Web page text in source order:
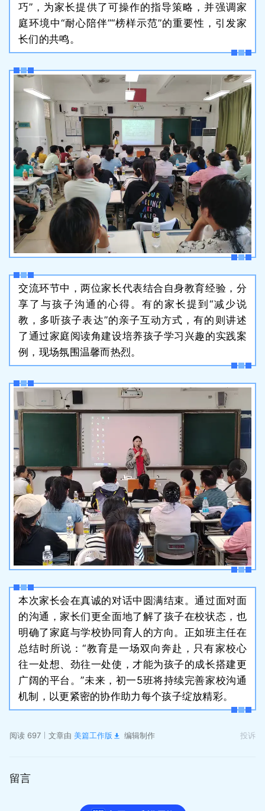
巧”，为家长提供了可操作的指导策略，并强调家
庭环境中“耐心陪伴”“榜样示范”的重要性，引发家
长们的共鸣。
交流环节中，两位家长代表结合自身教育经验，分
享了与孩子沟通的心得。有的家长提到“减少说
教，多听孩子表达”的亲子互动方式，有的则讲述
了通过家庭阅读角建设培养孩子学习兴趣的实践案
例，现场氛围温馨而热烈。
本次家长会在真诚的对话中圆满结束。通过面对面
的沟通，家长们更全面地了解了孩子在校状态，也
明确了家庭与学校协同育人的方向。正如班主任在
总结时所说：“教育是一场双向奔赴，只有家校心
往一处想、劲往一处使，才能为孩子的成长搭建更
广阔的平台。”未来，初一5班将持续完善家校沟通
机制，以更紧密的协作助力每个孩子绽放精彩。
阅读 697 文章由 美篇工作版 编辑制作 投诉
留言